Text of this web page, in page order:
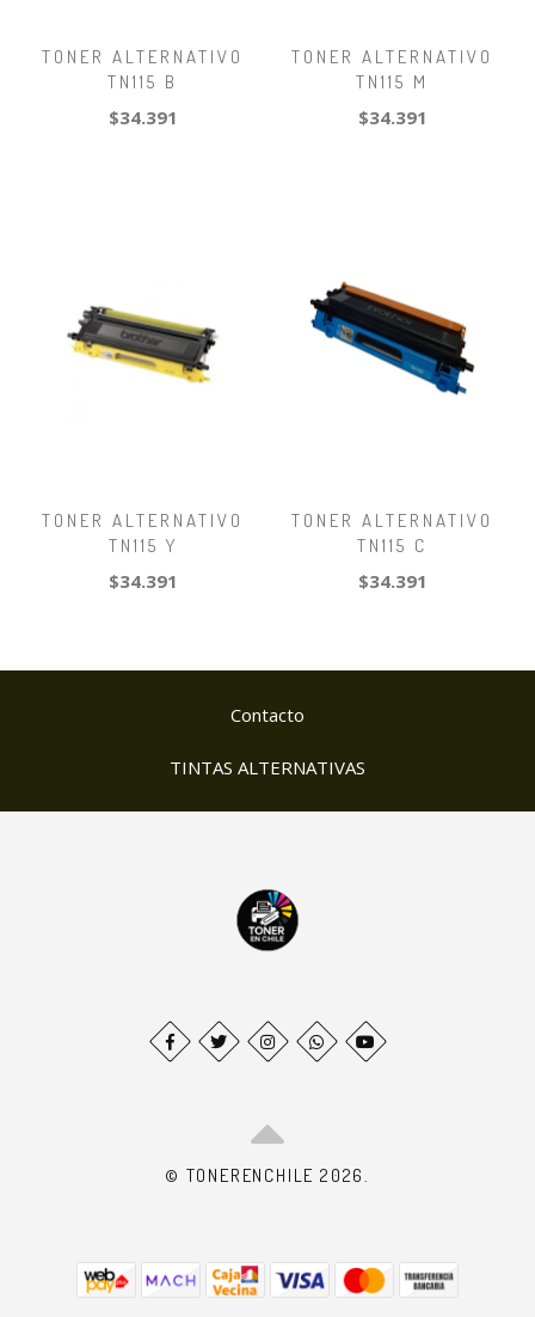
TONER ALTERNATIVO
TN115 B
$34.391
TONER ALTERNATIVO
TN115 M
$34.391
TONER ALTERNATIVO
TN115 Y
$34.391
TONER ALTERNATIVO
TN115 C
$34.391
Contacto
TINTAS ALTERNATIVAS
© TONERENCHILE 2026.